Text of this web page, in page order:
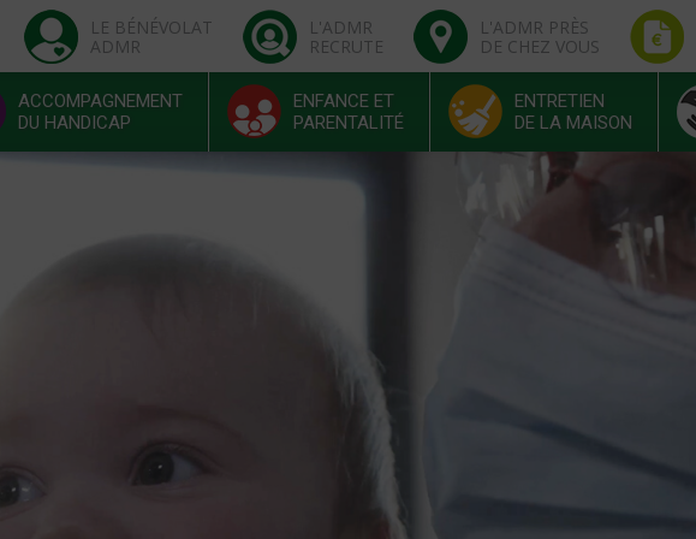
LE BÉNÉVOLAT
ADMR
L'ADMR
RECRUTE
L'ADMR PRÈS
DE CHEZ VOUS
ACCOMPAGNEMENT
DU HANDICAP
ENFANCE ET
PARENTALITÉ
ENTRETIEN
DE LA MAISON